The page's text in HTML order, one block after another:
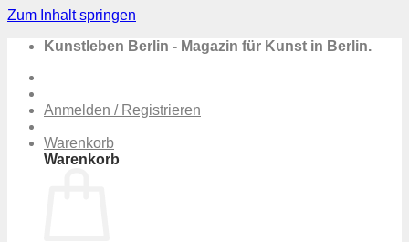
Zum Inhalt springen
Kunstleben Berlin - Magazin für Kunst in Berlin.
Anmelden / Registrieren
Warenkorb
Warenkorb